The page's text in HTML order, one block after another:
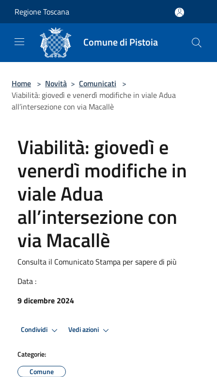
Regione Toscana
Comune di Pistoia
Home > Novità > Comunicati >
Viabilità: giovedì e venerdì modifiche in viale Adua
all’intersezione con via Macallè
Viabilità: giovedì e
venerdì modifiche in
viale Adua
all’intersezione con
via Macallè
Consulta il Comunicato Stampa per sapere di più
Data :
9 dicembre 2024
Condividi Vedi azioni
Categorie:
Comune